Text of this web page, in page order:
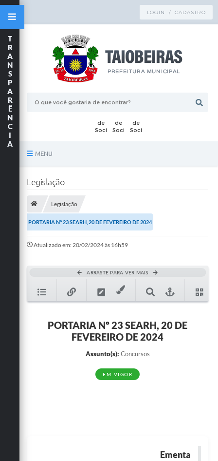
LOGIN / CADASTRO
MENU
Publicações
A Prefeitura
Ouvidoria
Legislação
T
R
A
N
S
P
A
R
Ê
N
C
I
A
Legislação
Legislação
PORTARIA Nº 23 SEARH, 20 DE FEVEREIRO DE 2024
Atualizado em: 20/02/2024 às 16h59
ARRASTE PARA VER MAIS
PORTARIA Nº 23 SEARH, 20 DE
FEVEREIRO DE 2024
Assunto(s): Concursos
EM VIGOR
Ementa